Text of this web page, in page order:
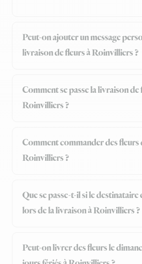
Peut-on ajouter un message
livraison de fleurs à Roinvilliers ?
Comment se passe la livraison de
Roinvilliers ?
Comment commander des fleurs
Roinvilliers ?
Que se passe-t-il si le destinataire
lors de la livraison à Roinvilliers ?
Peut-on livrer des fleurs le